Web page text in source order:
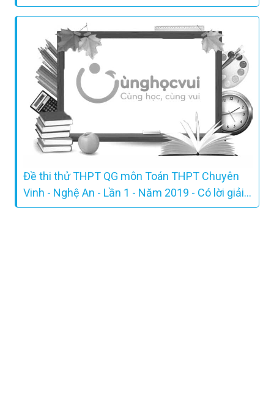
Đề thi thử THPT QG môn Toán THPT Chuyên
Vinh - Nghệ An - Lần 1 - Năm 2019 - Có lời giải
chi tiết